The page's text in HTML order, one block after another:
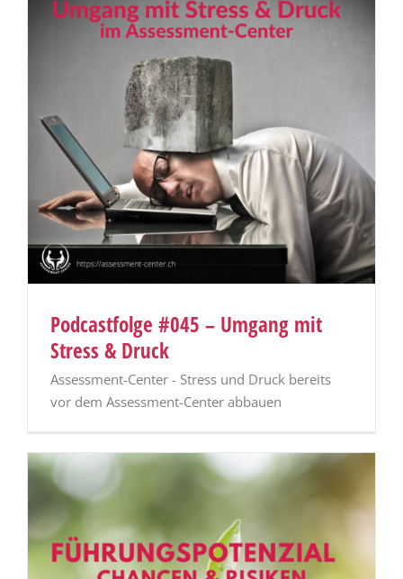
Podcastfolge #045 – Umgang mit
Stress & Druck
Assessment-Center - Stress und Druck bereits
vor dem Assessment-Center abbauen